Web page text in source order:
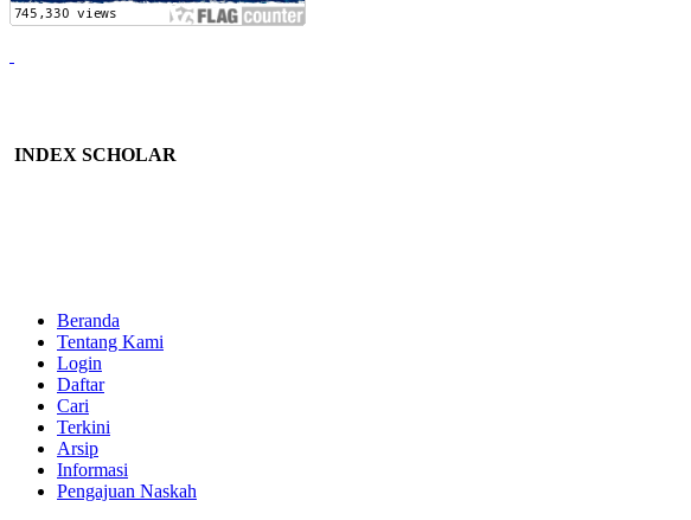
INDEX SCHOLAR
Beranda
Tentang Kami
Login
Daftar
Cari
Terkini
Arsip
Informasi
Pengajuan Naskah